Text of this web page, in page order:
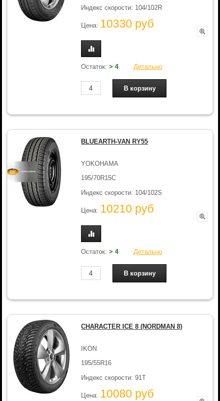
Индекс скорости: 104/102R
Цена: 10330 руб
Остаток:> 4 Детально
BLUEARTH-VAN RY55
YOKOHAMA
195/70R15C
Индекс скорости: 104/102S
Цена: 10210 руб
Остаток:> 4 Детально
CHARACTER ICE 8 (NORDMAN 8)
IKON
195/55R16
Индекс скорости: 91T
Цена: 10080 руб